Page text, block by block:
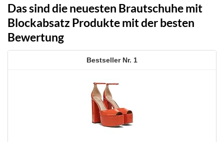
Das sind die neuesten Brautschuhe mit
Blockabsatz Produkte mit der besten
Bewertung
1